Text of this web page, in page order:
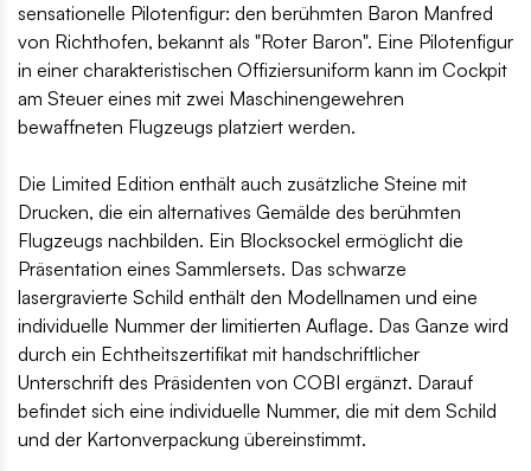
sensationelle Pilotenfigur: den berühmten Baron Manfred
von Richthofen, bekannt als "Roter Baron". Eine Pilotenfigur
in einer charakteristischen Offiziersuniform kann im Cockpit
am Steuer eines mit zwei Maschinengewehren
bewaffneten Flugzeugs platziert werden.
Die Limited Edition enthält auch zusätzliche Steine mit
Drucken, die ein alternatives Gemälde des berühmten
Flugzeugs nachbilden. Ein Blocksockel ermöglicht die
Präsentation eines Sammlersets. Das schwarze
lasergravierte Schild enthält den Modellnamen und eine
individuelle Nummer der limitierten Auflage. Das Ganze wird
durch ein Echtheitszertifikat mit handschriftlicher
Unterschrift des Präsidenten von COBI ergänzt. Darauf
befindet sich eine individuelle Nummer, die mit dem Schild
und der Kartonverpackung übereinstimmt.